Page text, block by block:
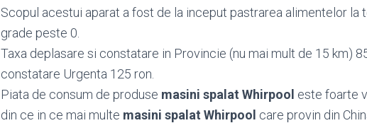
Scopul acestui aparat a fost de la inceput pastrarea alimentelor la
grade peste 0.
Taxa deplasare si constatare in Provincie (nu mai mult de 15 km)
constatare Urgenta 125 ron.
Piata de consum de produse masini spalat Whirpool este foarte
din ce in ce mai multe masini spalat Whirpool care provin din